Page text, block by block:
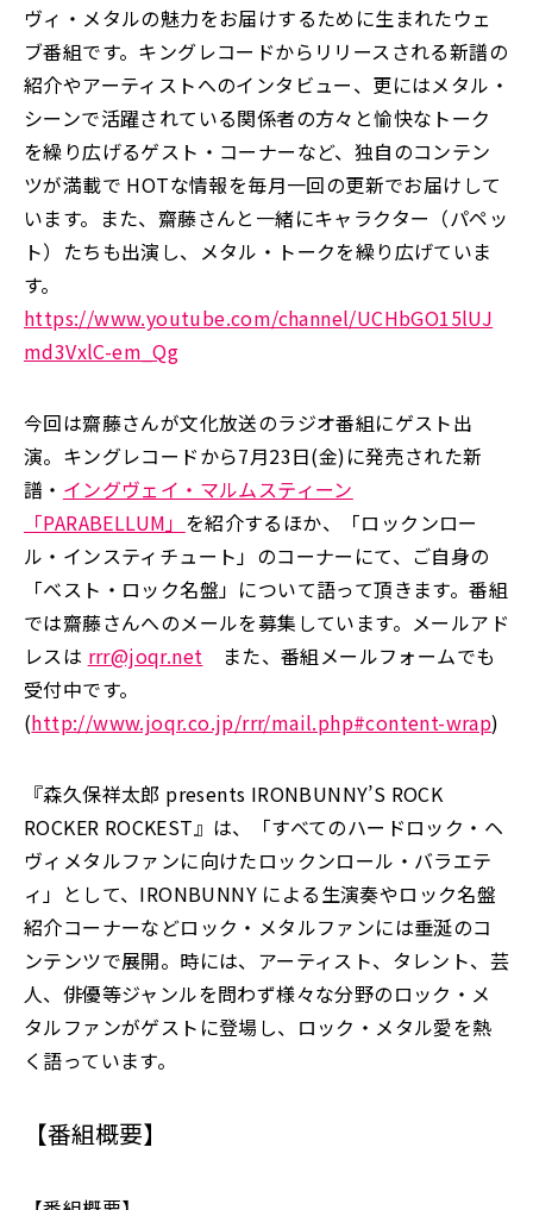
ヴィ・メタルの魅力をお届けするために生まれたウェ
ブ番組です。キングレコードからリリースされる新譜の
紹介やアーティストへのインタビュー、更にはメタル・
シーンで活躍されている関係者の方々と愉快なトーク
を繰り広げるゲスト・コーナーなど、独自のコンテン
ツが満載で HOTな情報を毎月一回の更新でお届けして
います。また、齋藤さんと一緒にキャラクター（パペッ
ト）たちも出演し、メタル・トークを繰り広げていま
す。
https://www.youtube.com/channel/UCHbGO15lUJ
md3VxlC-em_Qg
今回は齋藤さんが文化放送のラジオ番組にゲスト出
演。キングレコードから7月23日(金)に発売された新
譜・ イングヴェイ・マルムスティーン
「PARABELLUM」 を紹介するほか、「ロックンロー
ル・インスティチュート」のコーナーにて、ご自身の
「ベスト・ロック名盤」について語って頂きます。番組
では齋藤さんへのメールを募集しています。メールアド
レスは rrr@joqr.net また、番組メールフォームでも
受付中です。
(http://www.joqr.co.jp/rrr/mail.php#content-wrap)
『森久保祥太郎 presents IRONBUNNY’S ROCK
ROCKER ROCKEST』は、「すべてのハードロック・ヘ
ヴィメタルファンに向けたロックンロール・バラエテ
ィ」として、IRONBUNNY による生演奏やロック名盤
紹介コーナーなどロック・メタルファンには垂涎のコ
ンテンツで展開。時には、アーティスト、タレント、芸
人、俳優等ジャンルを問わず様々な分野のロック・メ
タルファンがゲストに登場し、ロック・メタル愛を熱
く語っています。
【番組概要】